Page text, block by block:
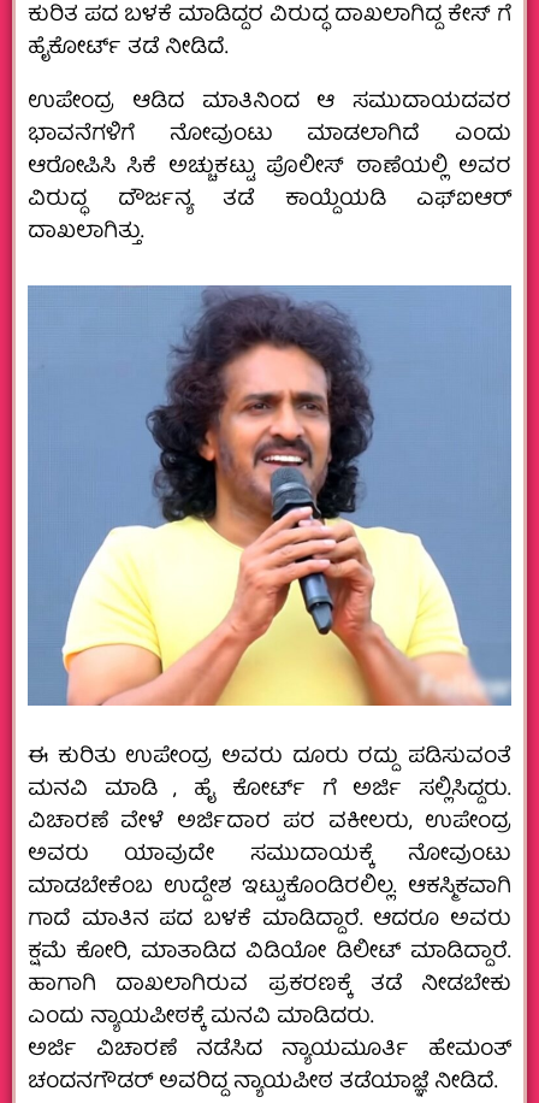
ಕುರಿತ ಪದ ಬಳಕೆ ಮಾಡಿದ್ದರ ವಿರುದ್ಧ ದಾಖಲಾಗಿದ್ದ ಕೇಸ್ ಗೆ
ಹೈಕೋರ್ಟ್ ತಡೆ ನೀಡಿದೆ.
ಉಪೇಂದ್ರ ಆಡಿದ ಮಾತಿನಿಂದ ಆ ಸಮುದಾಯದವರ
ಭಾವನೆಗಳಿಗೆ ನೋವುಂಟು ಮಾಡಲಾಗಿದೆ ಎಂದು
ಆರೋಪಿಸಿ ಸಿಕೆ ಅಚ್ಚುಕಟ್ಟು ಪೊಲೀಸ್ ಠಾಣೆಯಲ್ಲಿ ಅವರ
ವಿರುದ್ಧ ದೌರ್ಜನ್ಯ ತಡೆ ಕಾಯ್ದೆಯಡಿ ಎಫ್ಐಆರ್
ದಾಖಲಾಗಿತ್ತು.
ಈ ಕುರಿತು ಉಪೇಂದ್ರ ಅವರು ದೂರು ರದ್ದು ಪಡಿಸುವಂತೆ
ಮನವಿ ಮಾಡಿ , ಹೈ ಕೋರ್ಟ್ ಗೆ ಅರ್ಜಿ ಸಲ್ಲಿಸಿದ್ದರು.
ವಿಚಾರಣೆ ವೇಳೆ ಅರ್ಜಿದಾರ ಪರ ವಕೀಲರು, ಉಪೇಂದ್ರ
ಅವರು ಯಾವುದೇ ಸಮುದಾಯಕ್ಕೆ ನೋವುಂಟು
ಮಾಡಬೇಕೆಂಬ ಉದ್ದೇಶ ಇಟ್ಟುಕೊಂಡಿರಲಿಲ್ಲ. ಆಕಸ್ಮಿಕವಾಗಿ
ಗಾದೆ ಮಾತಿನ ಪದ ಬಳಕೆ ಮಾಡಿದ್ದಾರೆ. ಆದರೂ ಅವರು
ಕ್ಷಮೆ‌ ಕೋರಿ, ಮಾತಾಡಿದ ವಿಡಿಯೋ ಡಿಲೀಟ್ ಮಾಡಿದ್ದಾರೆ.
ಹಾಗಾಗಿ ದಾಖಲಾಗಿರುವ ಪ್ರಕರಣಕ್ಕೆ ತಡೆ ನೀಡಬೇಕು
ಎಂದು ನ್ಯಾಯಪೀಠಕ್ಕೆ ಮನವಿ‌ ಮಾಡಿದರು.
ಅರ್ಜಿ ವಿಚಾರಣೆ ನಡೆಸಿದ ನ್ಯಾಯಮೂರ್ತಿ ಹೇಮಂತ್
ಚಂದನಗೌಡರ್ ಅವರಿದ್ದ ನ್ಯಾಯಪೀಠ ತಡೆಯಾಜ್ಞೆ ನೀಡಿದೆ.